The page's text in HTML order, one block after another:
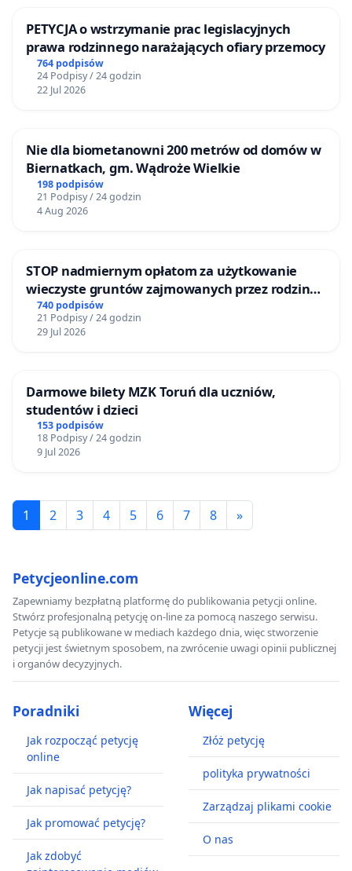
PETYCJA o wstrzymanie prac legislacyjnych
prawa rodzinnego narażających ofiary przemocy
764 podpisów
24 Podpisy / 24 godzin
22 Jul 2026
Nie dla biometanowni 200 metrów od domów w
Biernatkach, gm. Wądroże Wielkie
198 podpisów
21 Podpisy / 24 godzin
4 Aug 2026
STOP nadmiernym opłatom za użytkowanie
wieczyste gruntów zajmowanych przez rodzinne
ogrody działkowe.
740 podpisów
21 Podpisy / 24 godzin
29 Jul 2026
Darmowe bilety MZK Toruń dla uczniów,
studentów i dzieci
153 podpisów
18 Podpisy / 24 godzin
9 Jul 2026
1 2 3 4 5 6 7 8 »
Petycjeonline.com
Zapewniamy bezpłatną platformę do publikowania petycji online.
Stwórz profesjonalną petycję on-line za pomocą naszego serwisu.
Petycje są publikowane w mediach każdego dnia, więc stworzenie
petycji jest świetnym sposobem, na zwrócenie uwagi opinii publicznej
i organów decyzyjnych.
Poradniki
Jak rozpocząć petycję
online
Jak napisać petycję?
Jak promować petycję?
Jak zdobyć
Więcej
Złóż petycję
polityka prywatności
Zarządzaj plikami cookie
O nas